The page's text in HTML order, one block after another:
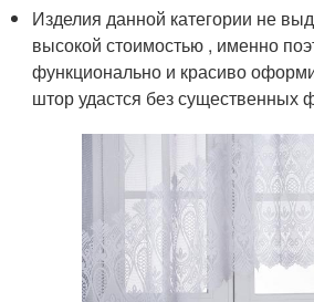
Изделия данной категории не
высокой стоимостью , именно
функционально и красиво
штор удастся без существенных